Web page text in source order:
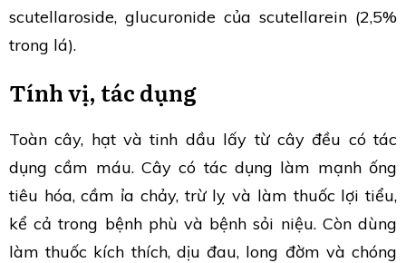
scutellaroside, glucuronide của scutellarein (2,5%
trong lá).
Tính vị, tác dụng
Toàn cây, hạt và tinh dầu lấy từ cây đều có tác
dụng cầm máu. Cây có tác dụng làm mạnh ống
tiêu hóa, cầm ỉa chảy, trừ lỵ và làm thuốc lợi tiểu,
kể cả trong bệnh phù và bệnh sỏi niệu. Còn dùng
làm thuốc kích thích, dịu đau, long đờm và chóng